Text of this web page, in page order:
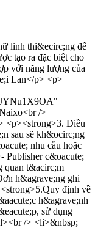
linh thi&ecirc;ng để
tạo ra đặc biệt cho
với năng lượng của
Lan</p> <p>
/>
<p><strong>3. Điều
sau sẽ kh&ocirc;ng
nhu cầu hoặc
Publisher c&oacute;
quan t&acirc;m
h&agrave;ng ghi
định về
h&agrave;nh
sử dụng
/> <li>&nbsp;